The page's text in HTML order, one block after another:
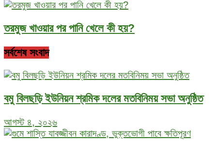
তরমুজ খাওয়ার পর পানি খেলে কী হয়?
সর্বশেষ সংবাদ
বমু বিলছড়ি ইউনিয়ন শ্রমিক দলের মতবিনিময় সভা অনুষ্ঠিত
আগস্ট ৪, ২০২৬